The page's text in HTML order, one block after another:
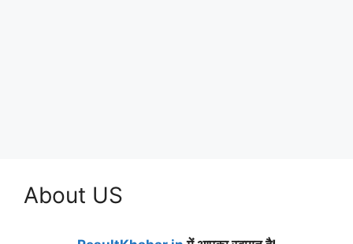
About US